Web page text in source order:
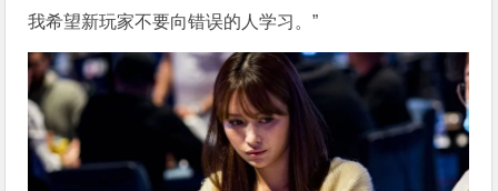
我希望新玩家不要向错误的人学习。”